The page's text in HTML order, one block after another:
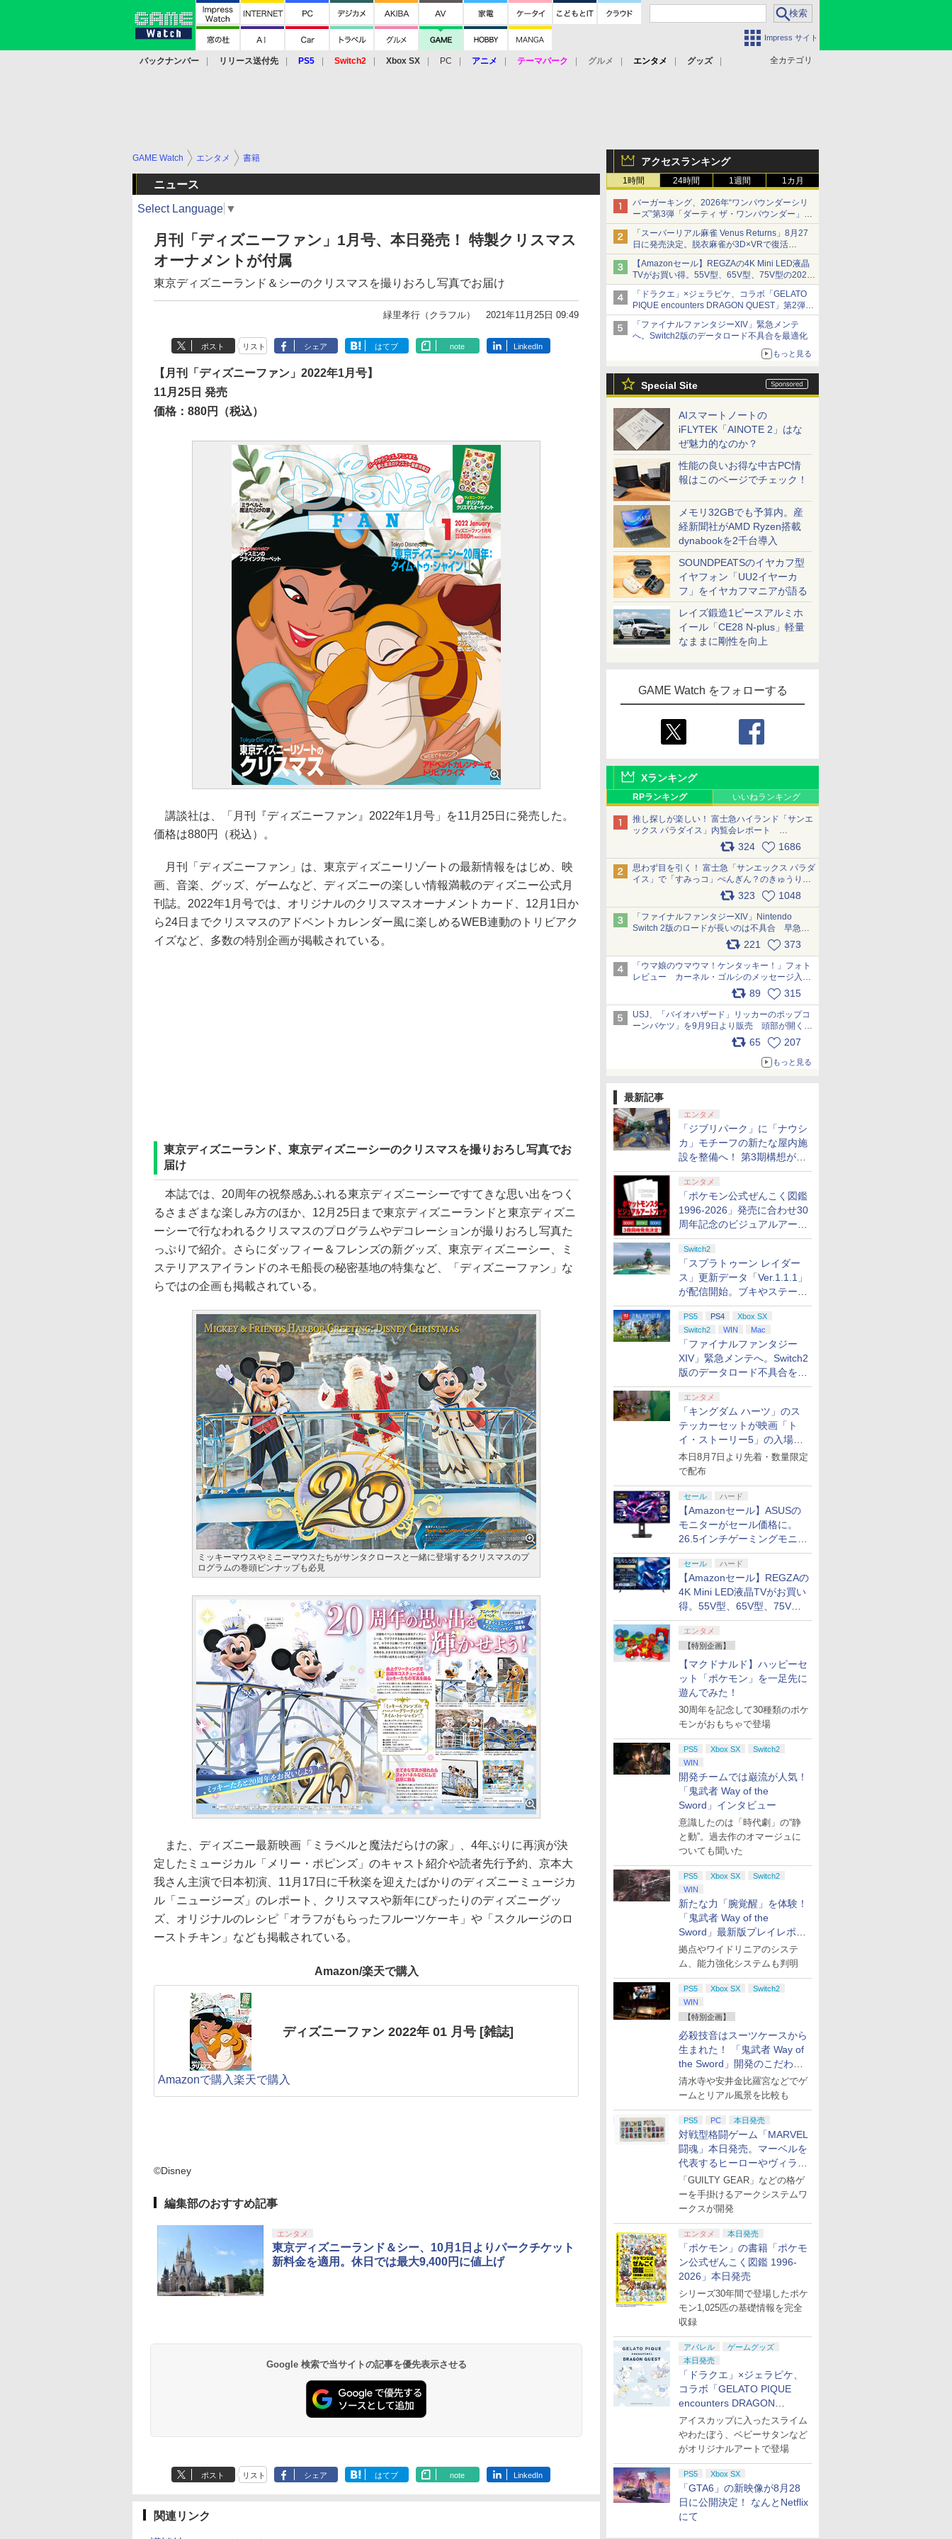
Impress サイト
全カテゴリ
バックナンバー リリース送付先 PS5 Switch2 Xbox SX PC アニメ テーマパーク グルメ エンタメ
グッズ
アクセスランキング
1時間 24時間 1週間 1カ月
バーガーキング、2026年“ワンパウンダーシリ
ーズ”第3弾「ダーティ ザ・ワンパウンダー」を
8月7日発売
「特製ガーリックマヨソース」を使用した超大
型チーズバーガー
「スーパーリアル麻雀 Venus Returns」8月27
日に発売決定。脱衣麻雀が3D×VRで復活
発売から2週間は20%オフになるセールが実施
【Amazonセール】REGZAの4K Mini LED液晶
TVがお買い得。55V型、65V型、75V型の2026
年モデルがラインナップ
「ドラクエ」×ジェラピケ、コラボ「GELATO
PIQUE encounters DRAGON QUEST」第2弾が
本日発売
アイスカップに入ったスライムやわたぼう、ベ
ビーサタンなどがオリジナルアートで登場
「ファイナルファンタジーXIV」緊急メンテ
へ。Switch2版のデータロード不具合を最適化
もっと見る
Special Site
AIスマートノートの
iFLYTEK「AINOTE 2」はな
ぜ魅力的なのか？
性能の良いお得な中古PC情
報はこのページでチェック！
メモリ32GBでも予算内。産
経新聞社がAMD Ryzen搭載
dynabookを2千台導入
SOUNDPEATSのイヤカフ型
イヤフォン「UU2イヤーカ
フ」をイヤカフマニアが語る
レイズ鍛造1ピースアルミホ
イール「CE28 N-plus」軽量
なままに剛性を向上
GAME Watch をフォローする
Xランキング
RPランキング いいねランキング
推し探しが楽しい！ 富士急ハイランド「サンエ
ックス パラダイス」内覧会レポート
324 1686
思わず目を引く！ 富士急「サンエックス パラダ
イス」で「すみっコ」ぺんぎん？のきゅうりド
ッグを食べてみた イラストそのままのメニュ
ー化に挑戦。これが意外にもおいしい
pic.x.com/Kgl04hZaeg
323 1048
「ファイナルファンタジーXIV」Nintendo
Switch 2版のロードが長いのは不具合 早急に
アップデートできるよう対応中221 373
「ウマ娘のウマウマ！ケンタッキー！」フォト
レビュー カーネル・ゴルシのメッセージ入り
パッケージや描き下ろしトレカなどが登場
89 315
USJ、「バイオハザード」リッカーのポップコ
ーンバケツ」を9月9日より販売 頭部が開く仕
組み。味は恐怖を堪のう「味噌フレーバー」
65 207
もっと見る
最新記事
エンタメ
「ジブリパーク」に「ナウシ
カ」モチーフの新たな屋内施
設を整備へ！ 第3期構想が公
開
エンタメ
「ポケモン公式ぜんこく図鑑
1996-2026」発売に合わせ30
周年記念のビジュアルアート
ブック3冊同時発売が決定
Switch2
「スプラトゥーン レイダー
ス」更新データ「Ver.1.1.1」
が配信開始。ブキやステージ
に関する不具合を修正
PS5 PS4
Xbox SX
Switch2
WIN Mac
「ファイナルファンタジー
XIV」緊急メンテへ。Switch2
版のデータロード不具合を最
適化
エンタメ
「キングダム ハーツ」のス
テッカーセットが映画「ト
イ・ストーリー5」の入場特
典として配布決定！
本日8月7日より先着・数量限定
で配布
セール ハード
【Amazonセール】ASUSの
モニターがセール価格に。
26.5インチゲーミングモニタ
ー「ROG Strix OLED
XG27ACDMS」限定モデルも
お買い得
セール ハード
【Amazonセール】REGZAの
4K Mini LED液晶TVがお買い
得。55V型、65V型、75V型
の2026年モデルがラインナ
ップ
エンタメ
【特別企画】
【マクドナルド】ハッピーセ
ット「ポケモン」を一足先に
遊んでみた！
30周年を記念して30種類のポケ
モンがおもちゃで登場
PS5 Xbox SX
Switch2
WIN
開発チームでは巌流が人気！
「鬼武者 Way of the
Sword」インタビュー
意識したのは「時代劇」の“静
と動”。過去作のオマージュに
ついても聞いた
PS5 Xbox SX
Switch2
WIN
新たな力「腕覚醒」を体験！
「鬼武者 Way of the
Sword」最新版プレイレポー
ト
拠点やワイドリニアのシステ
ム、能力強化システムも判明
PS5 Xbox SX
Switch2
WIN
【特別企画】
必殺技音はスーツケースから
生まれた！ 「鬼武者 Way of
the Sword」開発のこだわり
を目撃！
清水寺や安井金比羅宮などでゲ
ームとリアル風景を比較も
PS5 PC 本日発売
対戦型格闘ゲーム「MARVEL
闘魂」本日発売。マーベルを
代表するヒーローやヴィラン
たちが登場
「GUILTY GEAR」などの格ゲ
ーを手掛けるアークシステムワ
ークスが開発
エンタメ 本日発売
「ポケモン」の書籍「ポケモ
ン公式ぜんこく図鑑 1996-
2026」本日発売
シリーズ30年間で登場したポケ
モン1,025匹の基礎情報を完全
収録
アパレル
ゲームグッズ
本日発売
「ドラクエ」×ジェラピケ、
コラボ「GELATO PIQUE
encounters DRAGON
QUEST」第2弾が本日発売
アイスカップに入ったスライム
やわたぼう、ベビーサタンなど
がオリジナルアートで登場
PS5 Xbox SX
「GTA6」の新映像が8月28
日に公開決定！ なんとNetflix
にて
GAME Watch エンタメ 書籍
ニュース
Select Language ▼
月刊「ディズニーファン」1月号、本日発売！ 特製クリスマス
オーナメントが付属
東京ディズニーランド＆シーのクリスマスを撮りおろし写真でお届け
緑里孝行（クラフル） 2021年11月25日 09:49
ポスト リスト シェア はてブ note LinkedIn
【月刊「ディズニーファン」2022年1月号】
11月25日 発売
価格：880円（税込）
講談社は、「月刊『ディズニーファン』2022年1月号」を11月25日に発売した。
価格は880円（税込）。
月刊「ディズニーファン」は、東京ディズニーリゾートの最新情報をはじめ、映
画、音楽、グッズ、ゲームなど、ディズニーの楽しい情報満載のディズニー公式月
刊誌。2022年1月号では、オリジナルのクリスマスオーナメントカード、12月1日か
ら24日までクリスマスのアドベントカレンダー風に楽しめるWEB連動のトリビアク
イズなど、多数の特別企画が掲載されている。
東京ディズニーランド、東京ディズニーシーのクリスマスを撮りおろし写真でお
届け
本誌では、20周年の祝祭感あふれる東京ディズニーシーですてきな思い出をつく
るさまざまな楽しみ方のほか、12月25日まで東京ディズニーランドと東京ディズニ
ーシーで行なわれるクリスマスのプログラムやデコレーションが撮りおろし写真た
っぷりで紹介。さらにダッフィー＆フレンズの新グッズ、東京ディズニーシー、ミ
ステリアスアイランドのネモ船長の秘密基地の特集など、「ディズニーファン」な
らではの企画も掲載されている。
ミッキーマウスやミニーマウスたちがサンタクロースと一緒に登場するクリスマスのプ
ログラムの巻頭ピンナップも必見
また、ディズニー最新映画「ミラベルと魔法だらけの家」、4年ぶりに再演が決
定したミュージカル「メリー・ポピンズ」のキャスト紹介や読者先行予約、京本大
我さん主演で日本初演、11月17日に千秋楽を迎えたばかりのディズニーミュージカ
ル「ニュージーズ」のレポート、クリスマスや新年にぴったりのディズニーグッ
ズ、オリジナルのレシピ「オラフがもらったフルーツケーキ」や「スクルージのロ
ーストチキン」なども掲載されている。
Amazon/楽天で購入
ディズニーファン 2022年 01 月号 [雑誌]
Amazonで購入楽天で購入
©Disney
編集部のおすすめ記事
エンタメ
東京ディズニーランド＆シー、10月1日よりパークチケット
新料金を適用。休日では最大9,400円に値上げ
Google 検索で当サイトの記事を優先表示させる
ポスト リスト シェア はてブ note LinkedIn
関連リンク